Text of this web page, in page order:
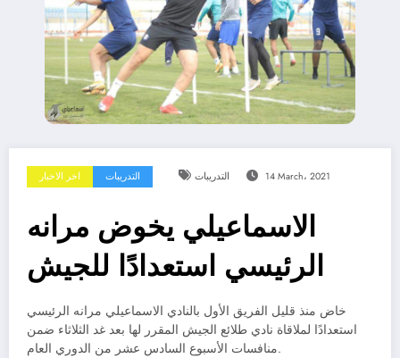
اخر الاخبار التدريبات التدريبات 14 March، 2021
الاسماعيلي يخوض مرانه
الرئيسي استعدادًا للجيش
خاض منذ قليل الفريق الأول بالنادي الاسماعيلي مرانه الرئيسي
استعدادًا لملاقاة نادي طلائع الجيش المقرر لها بعد غد الثلاثاء ضمن
منافسات الأسبوع السادس عشر من الدوري العام.